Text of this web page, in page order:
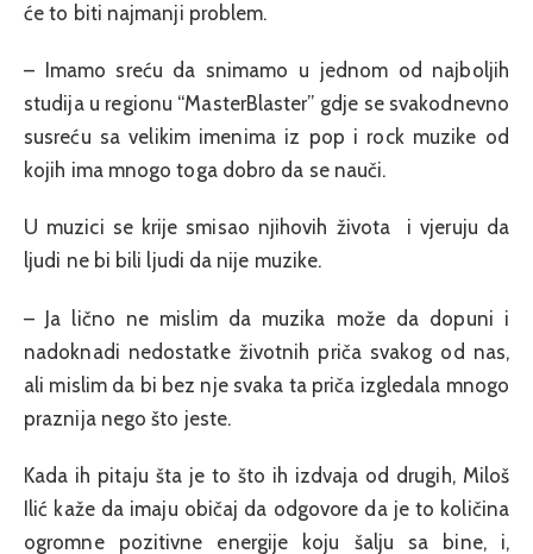
će to biti najmanji problem.
– Imamo sreću da snimamo u jednom od najboljih
studija u regionu “MasterBlaster” gdje se svakodnevno
susreću sa velikim imenima iz pop i rock muzike od
kojih ima mnogo toga dobro da se nauči.
U muzici se krije smisao njihovih života i vjeruju da
ljudi ne bi bili ljudi da nije muzike.
– Ja lično ne mislim da muzika može da dopuni i
nadoknadi nedostatke životnih priča svakog od nas,
ali mislim da bi bez nje svaka ta priča izgledala mnogo
praznija nego što jeste.
Kada ih pitaju šta je to što ih izdvaja od drugih, Miloš
Ilić kaže da imaju običaj da odgovore da je to količina
ogromne pozitivne energije koju šalju sa bine, i,